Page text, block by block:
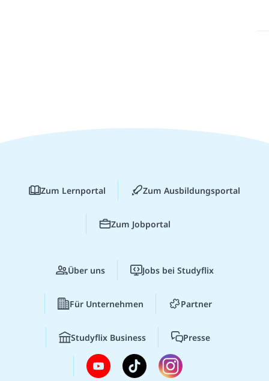
Zum Lernportal Zum Ausbildungsportal
Zum Jobportal
Über uns Jobs bei Studyflix
Für Unternehmen Partner
Studyflix Business Presse